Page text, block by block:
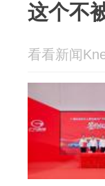
这个不
看看新闻